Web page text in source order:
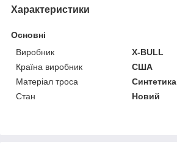
Характеристики
Основні
Виробник
X-BULL
Країна виробник
США
Матеріал троса
Синтетика
Стан
Новий